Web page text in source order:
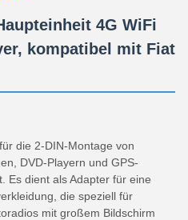
4G WiFi
kompatibel mit Fiat
die 2-DIN-Montage von
DVD-Playern und GPS-
Es dient als Adapter für eine
die speziell für
mit großem Bildschirm